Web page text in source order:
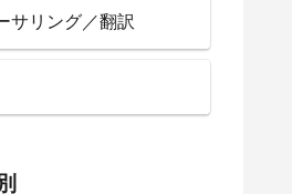
サリング／翻訳